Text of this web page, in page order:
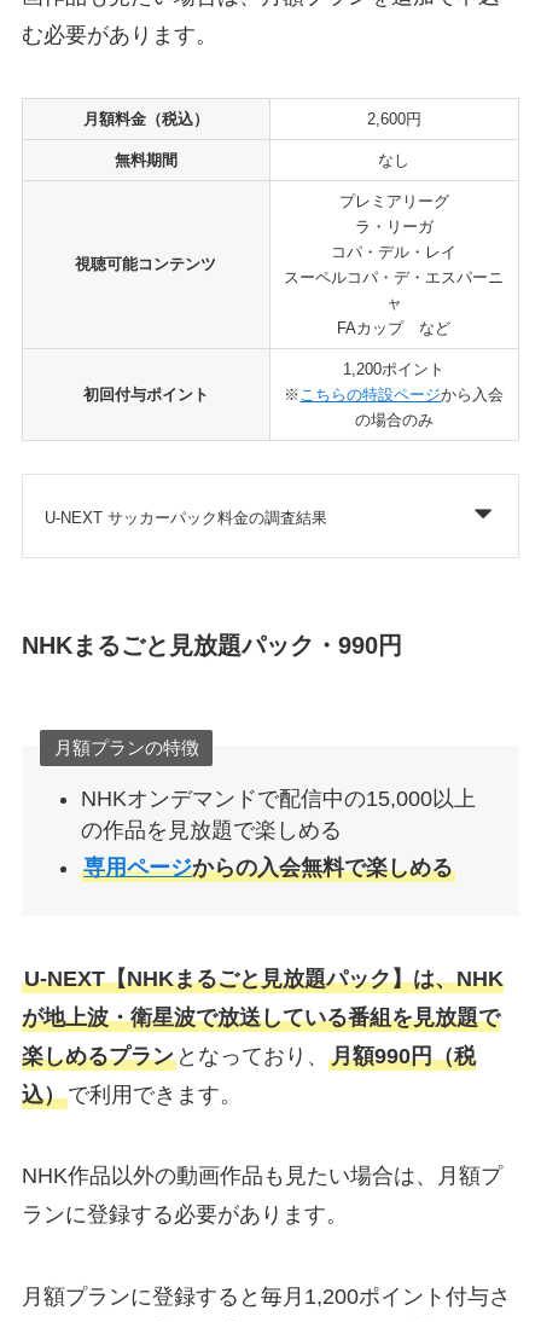
む必要があります。
月額料金（税込） 2,600円
無料期間 なし
視聴可能コンテンツ
プレミアリーグ
ラ・リーガ
コパ・デル・レイ
スーペルコパ・デ・エスパーニ
ャ
FAカップ など
初回付与ポイント
1,200ポイント
※ こちらの特設ページから入会
の場合のみ
U-NEXT サッカーパック料金の調査結果
NHKまるごと見放題パック・990円
月額プランの特徴
NHKオンデマンドで配信中の15,000以上
の作品を見放題で楽しめる
専用ページからの入会無料で楽しめる
U-NEXT【NHKまるごと見放題パック】は、NHK
が地上波・衛星波で放送している番組を見放題で
楽しめるプランとなっており、 月額990円（税
込）で利用できます。
NHK作品以外の動画作品も見たい場合は、月額プ
ランに登録する必要があります。
月額プランに登録すると毎月1,200ポイント付与さ